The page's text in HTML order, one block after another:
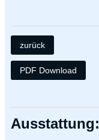
zurück
PDF Download
Ausstattung: